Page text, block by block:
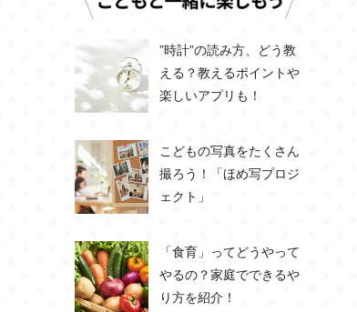
”時計”の読み方、どう教
える？教えるポイントや
楽しいアプリも！
こどもの写真をたくさん
撮ろう！「ほめ写プロジ
ェクト」
「食育」ってどうやって
やるの？家庭でできるや
り方を紹介！